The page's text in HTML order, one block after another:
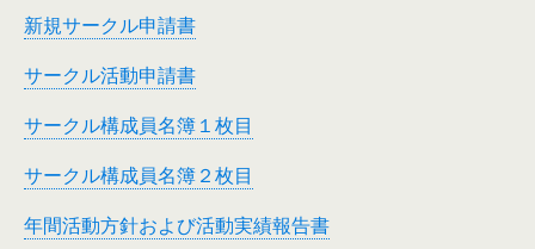
新規サークル申請書
サークル活動申請書
サークル構成員名簿１枚目
サークル構成員名簿２枚目
年間活動方針および活動実績報告書